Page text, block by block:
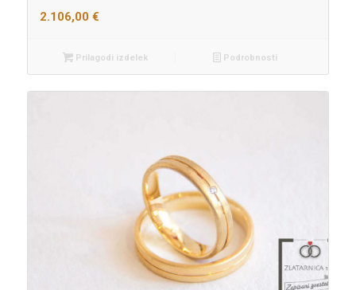
2.106,00 €
Prilagodi izdelek Podrobnosti